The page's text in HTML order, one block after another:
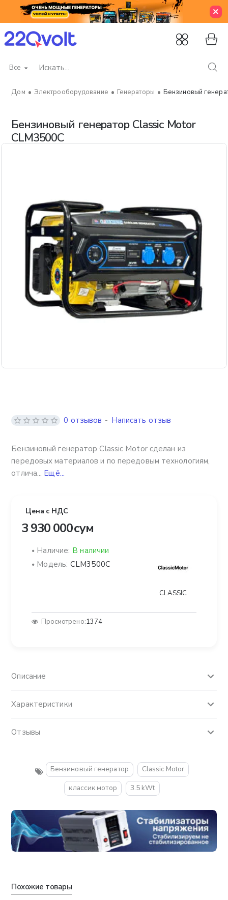
Все
Искать...
Бензиновый генератор Classic Motor
CLM3500C
Электрооборудование Генераторы Бензиновый
Бензиновый генератор Classic Motor сделан из
передовых материалов и по передовым технологиям,
отлича... Ещё...
0 отзывов - Написать отзыв
Цена с НДС
3 930 000 сум
Наличие: В наличии
Модель: CLM3500C
CLASSIC
Просмотрено:1374
Описание
Характеристики
Отзывы
Бензиновый генератор
Classic Motor
классик мотор
3.5 kWt
Похожие товары